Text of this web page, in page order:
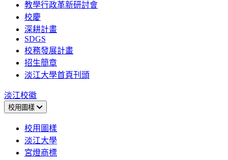
教學行政革新研討會
校慶
深耕計畫
SDGS
校務發展計畫
招生簡章
淡江大學首頁刊頭
淡江校徽
校用圖樣
校用圖樣
淡江大學
宮燈商標